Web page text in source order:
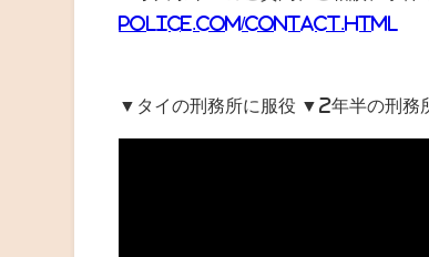
police.com/contact.html
▼タイの刑務所に服役 ▼2年半の刑務